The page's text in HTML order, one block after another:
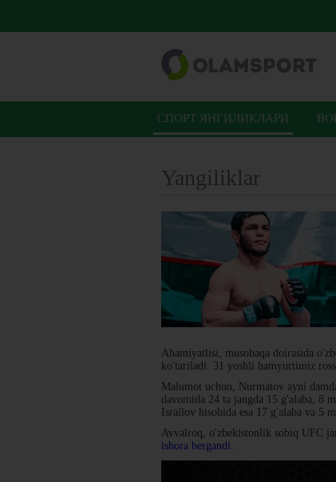
СПОРТ ЯНГИЛИКЛАРИ
Yangiliklar
Ahamiyatlisi, musobaqa doirasida
ko'tariladi. 31 yoshli hamyurtimiz
Malumot uchun, Nurmatov ayni
davomida 24 ta jangda 15 g'alaba, 8
Israilov hisobida esa 17 g'alaba va 5
Avvalroq, o'zbekistonlik sobiq UFC
ishora bergandi.